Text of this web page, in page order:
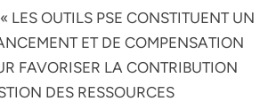
LES OUTILS PSE CONSTITUENT UN
ET DE COMPENSATION
FAVORISER LA CONTRIBUTION
DES RESSOURCES